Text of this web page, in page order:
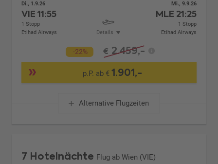
Di., 1.9.26
VIE11:55
1 Stopp
Etihad Airways
Details
Mi., 9.9.26
MLE 21:25
1 Stopp
Etihad Airways
-22% € 2.459,-
p.P. ab €1.901,-
Alternative Flugzeiten
7 Hotelnächte Flug ab Wien (VIE)